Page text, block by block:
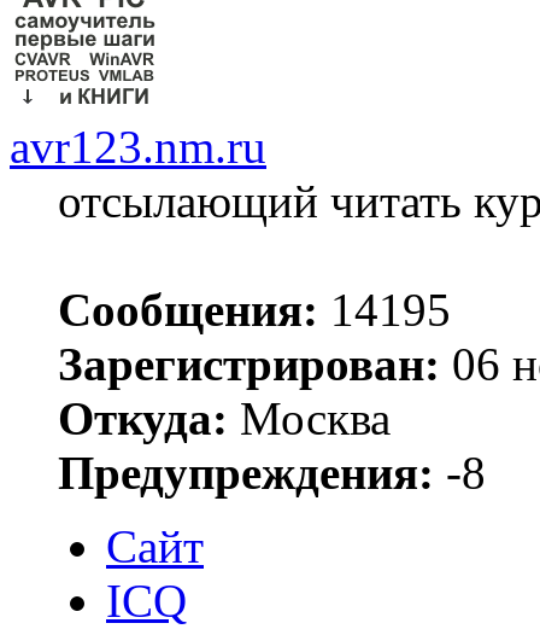
avr123.nm.ru
отсылающий читать
Сообщения: 14195
Зарегистрирован: 06
Откуда: Москва
Предупреждения: -8
Сайт
ICQ